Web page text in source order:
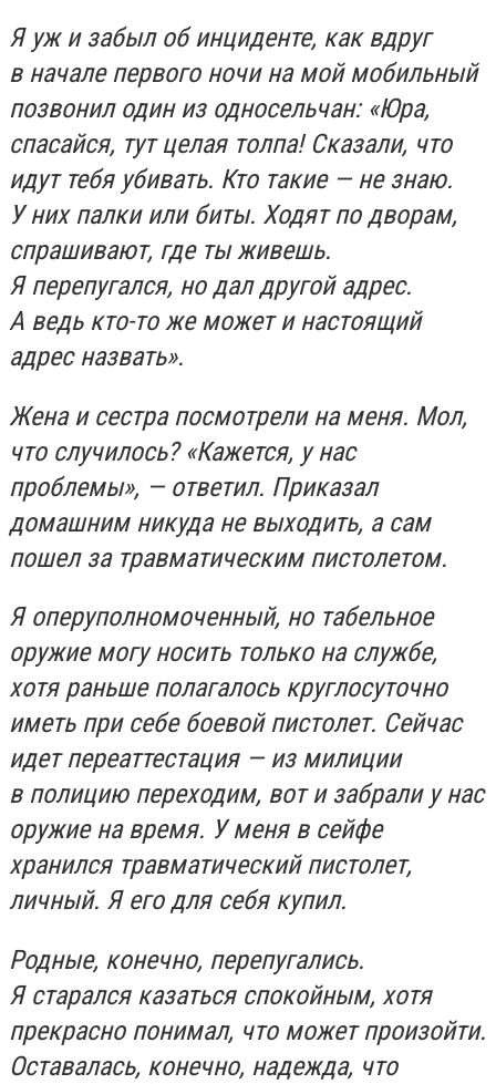
Я уж и забыл об инциденте, как вдруг
в начале первого ночи на мой мобильный
позвонил один из односельчан: «Юра,
спасайся, тут целая толпа! Сказали, что
идут тебя убивать. Кто такие — не знаю.
У них палки или биты. Ходят по дворам,
спрашивают, где ты живешь.
Я перепугался, но дал другой адрес.
А ведь кто-то же может и настоящий
адрес назвать».
Жена и сестра посмотрели на меня. Мол,
что случилось? «Кажется, у нас
проблемы», — ответил. Приказал
домашним никуда не выходить, а сам
пошел за травматическим пистолетом.
Я оперуполномоченный, но табельное
оружие могу носить только на службе,
хотя раньше полагалось круглосуточно
иметь при себе боевой пистолет. Сейчас
идет переаттестация — из милиции
в полицию переходим, вот и забрали у нас
оружие на время. У меня в сейфе
хранился травматический пистолет,
личный. Я его для себя купил.
Родные, конечно, перепугались.
Я старался казаться спокойным, хотя
прекрасно понимал, что может произойти.
Оставалась, конечно, надежда, что